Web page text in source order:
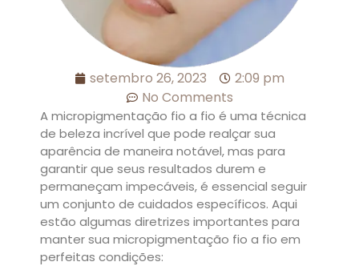
setembro 26, 2023
2:09 pm
No Comments
A micropigmentação fio a fio é uma técnica
de beleza incrível que pode realçar sua
aparência de maneira notável, mas para
garantir que seus resultados durem e
permaneçam impecáveis, é essencial seguir
um conjunto de cuidados específicos. Aqui
estão algumas diretrizes importantes para
manter sua micropigmentação fio a fio em
perfeitas condições: